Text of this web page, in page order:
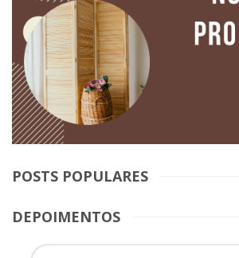
POSTS POPULARES
DEPOIMENTOS